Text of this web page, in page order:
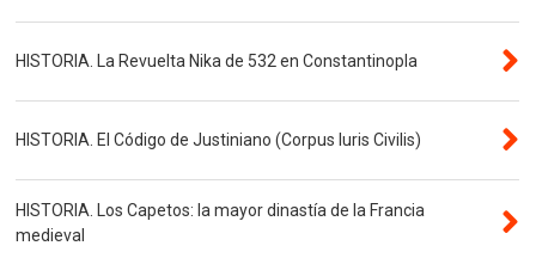
HISTORIA. La Revuelta Nika de 532 en Constantinopla
HISTORIA. El Código de Justiniano (Corpus Iuris Civilis)
HISTORIA. Los Capetos: la mayor dinastía de la Francia
medieval